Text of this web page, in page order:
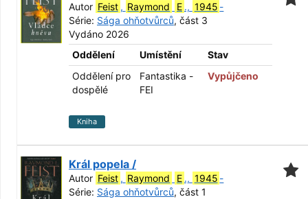
Autor Feist , Raymond E ., 1945 -
Série: Sága ohňotvůrců, část 3
Vydáno 2026
Oddělení
Umístění
Stav
Oddělení pro
dospělé
Fantastika -
FEI
Vypůjčeno
Kniha
Král popela /
Autor Feist , Raymond E ., 1945 -
Série: Sága ohňotvůrců, část 1